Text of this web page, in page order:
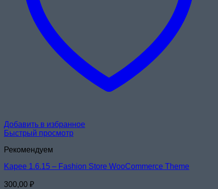
Добавить в избранное
Быстрый просмотр
Рекомендуем
Kapee 1.6.15 – Fashion Store WooCommerce Theme
300,00 ₽